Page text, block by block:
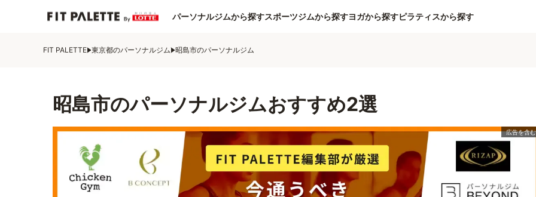
パーソナルジムから探すスポーツジムから探すヨガから探すピラティスから探す
FIT PALETTE 東京都のパーソナルジム 昭島市のパーソナルジム
昭島市のパーソナルジムおすすめ2選